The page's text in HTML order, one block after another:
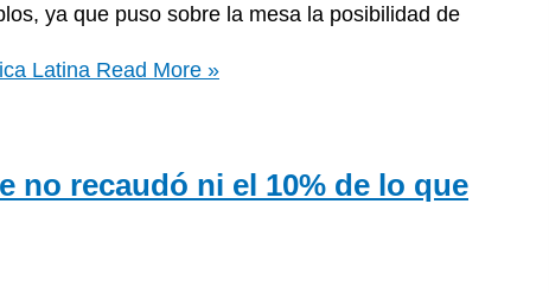
ya que puso sobre la mesa la posibilidad de
Latina Read More »
no recaudó ni el 10% de lo que